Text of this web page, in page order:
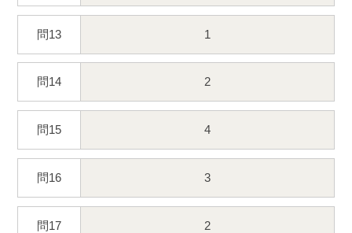
問13 1
問14 2
問15 4
問16 3
問17 2